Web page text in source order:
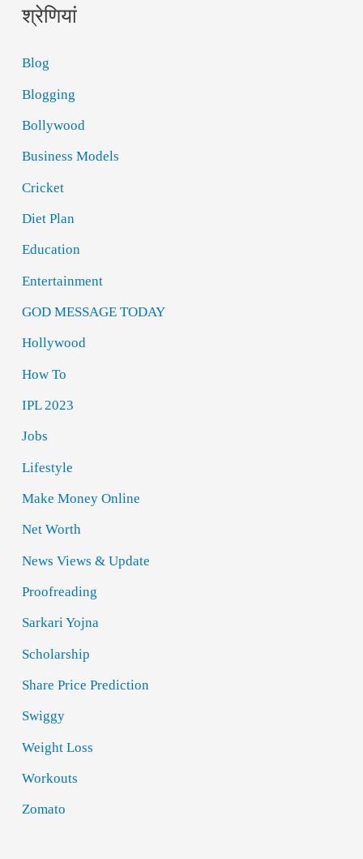
श्रेणियां
Blog
Blogging
Bollywood
Business Models
Cricket
Diet Plan
Education
Entertainment
GOD MESSAGE TODAY
Hollywood
How To
IPL 2023
Jobs
Lifestyle
Make Money Online
Net Worth
News Views & Update
Proofreading
Sarkari Yojna
Scholarship
Share Price Prediction
Swiggy
Weight Loss
Workouts
Zomato